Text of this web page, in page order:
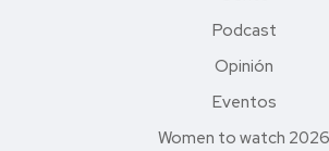
Podcast
Opinión
Eventos
Women to watch 2026